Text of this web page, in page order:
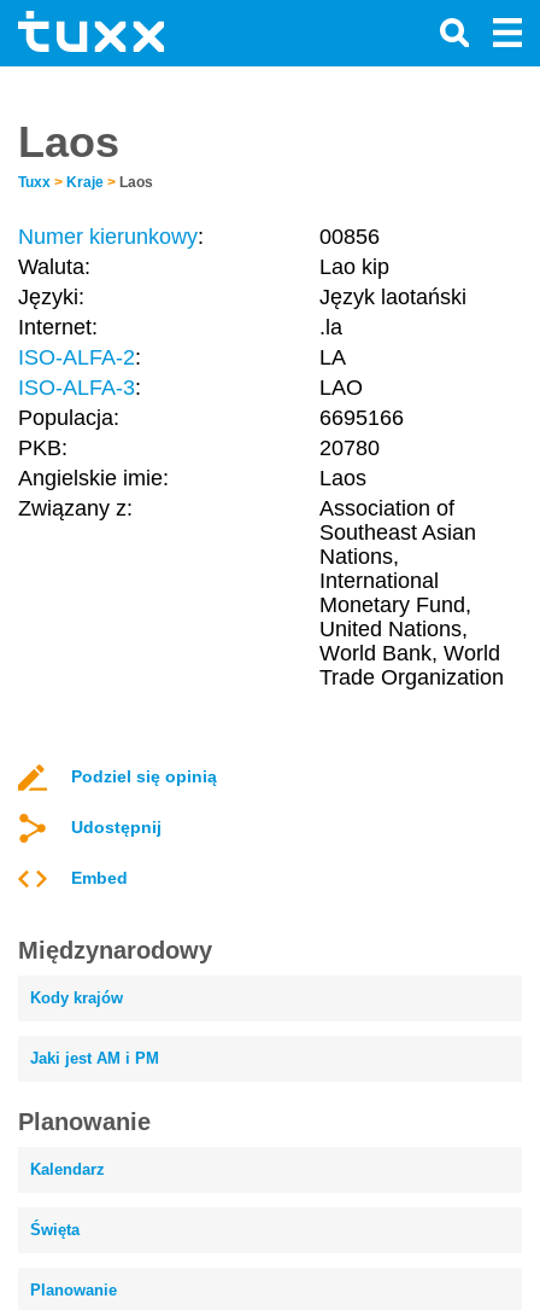
Laos
Tuxx > Kraje > Laos
Numer kierunkowy:
00856
Waluta:
Lao kip
Języki:
Język laotański
Internet:
.la
ISO-ALFA-2:
LA
ISO-ALFA-3:
LAO
Populacja:
6695166
PKB:
20780
Angielskie imie:
Laos
Związany z:
Association of
Southeast Asian
Nations,
International
Monetary Fund,
United Nations,
World Bank, World
Trade Organization
Podziel się opinią
Udostępnij
Embed
Międzynarodowy
Kody krajów
Jaki jest AM i PM
Planowanie
Kalendarz
Święta
Planowanie